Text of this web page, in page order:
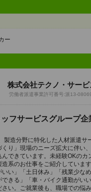
ー
株式会社テクノ・サービ
労働者派遣事業許可番号:派13-
フサービスグループ
製造分野に特化した人材派遣サ
り」現場のニーズ拡大に伴い
できています。未経験OKのカ
系のお仕事をご紹介しています
いい」「土日休み」「残業少な
きる」「車・バイク通勤がい
さい。ご就業後も、職場での悩